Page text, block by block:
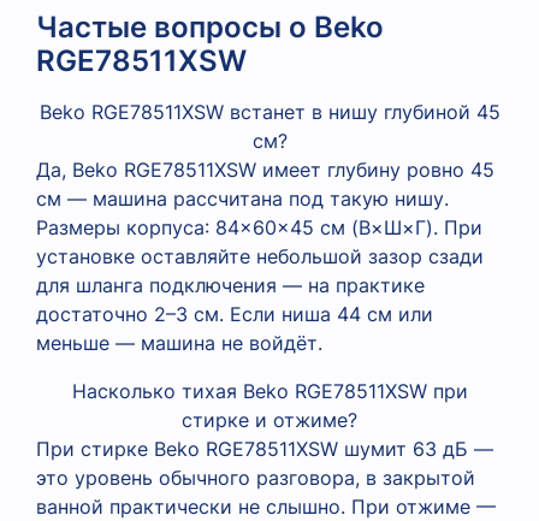
Частые вопросы о Beko
RGE78511XSW
Beko RGE78511XSW встанет в нишу глубиной 45
см?
Да, Beko RGE78511XSW имеет глубину ровно 45
см — машина рассчитана под такую нишу.
Размеры корпуса: 84×60×45 см (В×Ш×Г). При
установке оставляйте небольшой зазор сзади
для шланга подключения — на практике
достаточно 2–3 см. Если ниша 44 см или
меньше — машина не войдёт.
Насколько тихая Beko RGE78511XSW при
стирке и отжиме?
При стирке Beko RGE78511XSW шумит 63 дБ —
это уровень обычного разговора, в закрытой
ванной практически не слышно. При отжиме —